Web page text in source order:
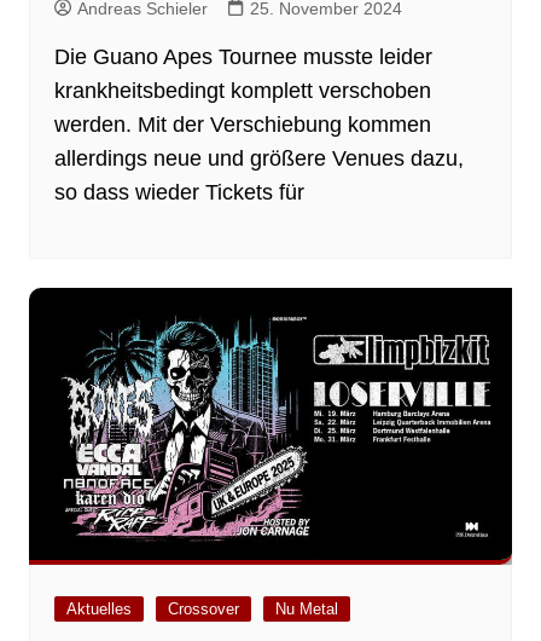
Andreas Schieler 25. November 2024
Die Guano Apes Tournee musste leider
krankheitsbedingt komplett verschoben
werden. Mit der Verschiebung kommen
allerdings neue und größere Venues dazu,
so dass wieder Tickets für
Aktuelles Crossover Nu Metal